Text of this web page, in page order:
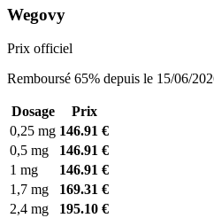
Wegovy
Prix officiel
Remboursé 65% depuis le 15/06/
Dosage
Prix
0,25 mg 146.91 €
0,5 mg
146.91 €
1 mg
146.91 €
1,7 mg
169.31 €
2,4 mg
195.10 €